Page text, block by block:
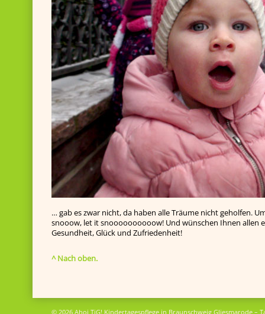
… gab es zwar nicht, da haben alle Träume nicht geholfen.
snooow, let it snoooooooooow! Und wünschen Ihnen allen
Gesundheit, Glück und Zufriedenheit!
^ Nach oben.
© 2026 Ahoi TiG! Kindertagespflege in Braunschweig Gliesmarode –